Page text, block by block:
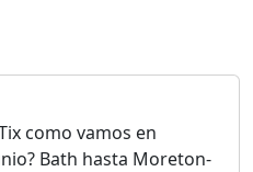
como vamos en
Bath hasta Moreton-